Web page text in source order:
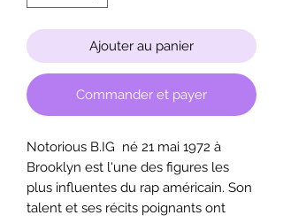
Ajouter au panier
Commander et payer
Notorious B.IG né 21 mai 1972 à
Brooklyn est l'une des figures les
plus influentes du rap américain. Son
talent et ses récits poignants ont